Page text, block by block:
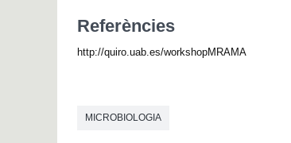
Referències
http://quiro.uab.es/workshopMRAMA
MICROBIOLOGIA